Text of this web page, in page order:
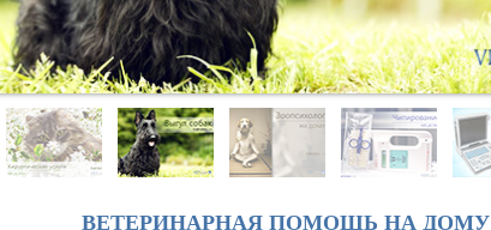
ВЕТЕРИНАРНАЯ ПОМОЩЬ НА ДОМУ